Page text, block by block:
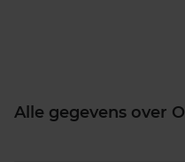
Alle gegevens over